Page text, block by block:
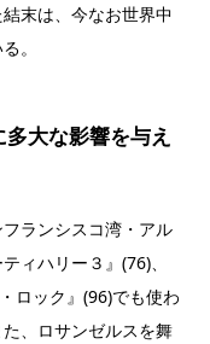
末は、今なお世界中
。
大な影響を与え
ランシスコ湾・アル
ィハリー３』(76)、
ロック』(96)でも使わ
、ロサンゼルスを舞